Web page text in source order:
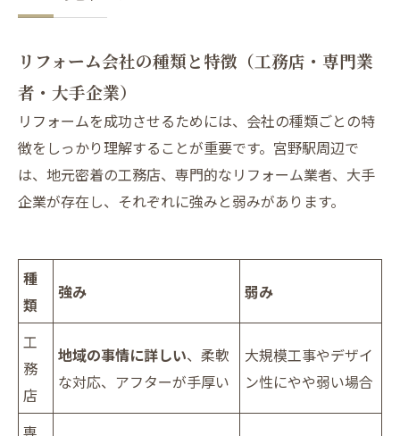
リフォーム会社の種類と特徴（工務店・専門業
者・大手企業）
リフォームを成功させるためには、会社の種類ごとの特
徴をしっかり理解することが重要です。宮野駅周辺で
は、地元密着の工務店、専門的なリフォーム業者、大手
企業が存在し、それぞれに強みと弱みがあります。
種
類
強み 弱み
工
務
店
地域の事情に詳しい、柔軟
な対応、アフターが手厚い
大規模工事やデザイ
ン性にやや弱い場合
専